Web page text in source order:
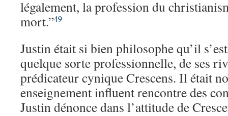
légalement, la profession du
mort.”49
Justin était si bien philosophe qu’il
quelque sorte professionnelle, de ses
prédicateur cynique Crescens. Il était
enseignement influent rencontre des
Justin dénonce dans l’attitude de